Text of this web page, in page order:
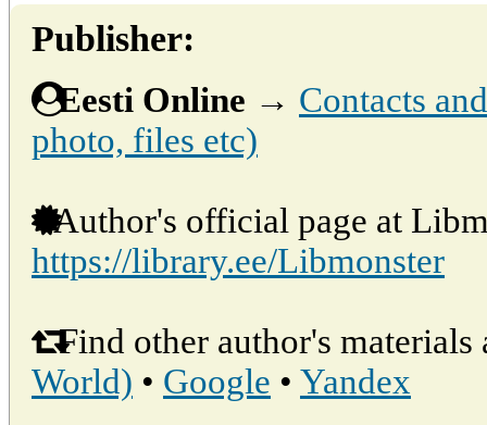
Publisher:
Eesti Online → Contacts
photo, files etc)
Author's official page at
https://library.ee/Libmonster
Find other author's materials
World) • Google • Yandex